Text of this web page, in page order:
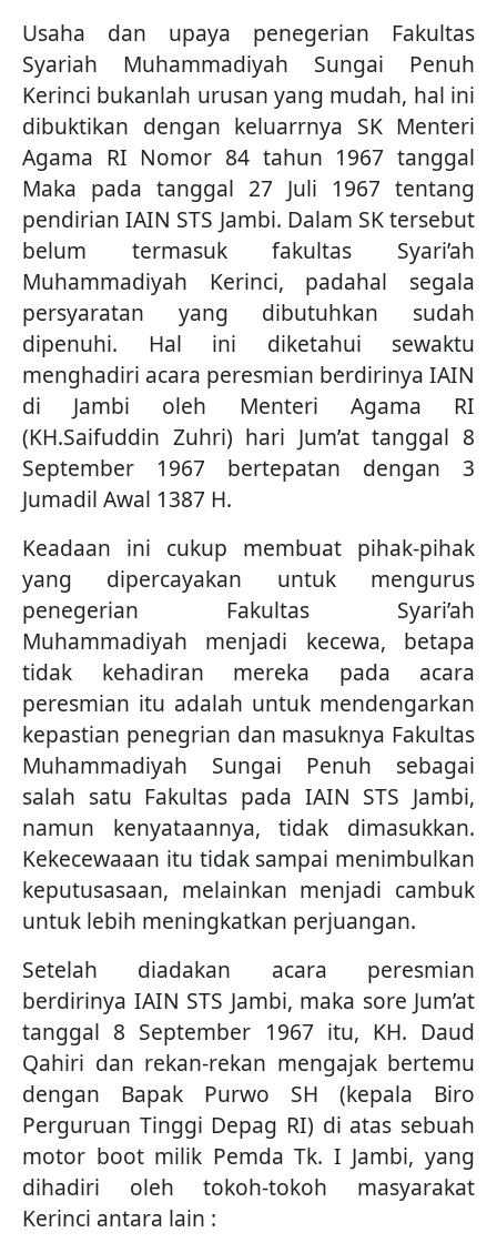
Usaha dan upaya penegerian Fakultas
Syariah Muhammadiyah Sungai Penuh
Kerinci bukanlah urusan yang mudah, hal ini
dibuktikan dengan keluarrnya SK Menteri
Agama RI Nomor 84 tahun 1967 tanggal
Maka pada tanggal 27 Juli 1967 tentang
pendirian IAIN STS Jambi. Dalam SK tersebut
belum termasuk fakultas Syari’ah
Muhammadiyah Kerinci, padahal segala
persyaratan yang dibutuhkan sudah
dipenuhi. Hal ini diketahui sewaktu
menghadiri acara peresmian berdirinya IAIN
di Jambi oleh Menteri Agama RI
(KH.Saifuddin Zuhri) hari Jum’at tanggal 8
September 1967 bertepatan dengan 3
Jumadil Awal 1387 H.
Keadaan ini cukup membuat pihak-pihak
yang dipercayakan untuk mengurus
penegerian Fakultas Syari’ah
Muhammadiyah menjadi kecewa, betapa
tidak kehadiran mereka pada acara
peresmian itu adalah untuk mendengarkan
kepastian penegrian dan masuknya Fakultas
Muhammadiyah Sungai Penuh sebagai
salah satu Fakultas pada IAIN STS Jambi,
namun kenyataannya, tidak dimasukkan.
Kekecewaaan itu tidak sampai menimbulkan
keputusasaan, melainkan menjadi cambuk
untuk lebih meningkatkan perjuangan.
Setelah diadakan acara peresmian
berdirinya IAIN STS Jambi, maka sore Jum’at
tanggal 8 September 1967 itu, KH. Daud
Qahiri dan rekan-rekan mengajak bertemu
dengan Bapak Purwo SH (kepala Biro
Perguruan Tinggi Depag RI) di atas sebuah
motor boot milik Pemda Tk. I Jambi, yang
dihadiri oleh tokoh-tokoh masyarakat
Kerinci antara lain :